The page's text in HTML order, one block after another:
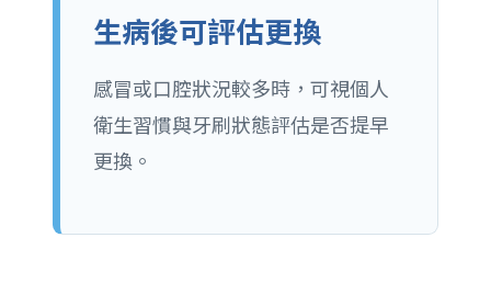
生病後可評估更換
感冒或口腔狀況較多時，可視個人
衛生習慣與牙刷狀態評估是否提早
更換。